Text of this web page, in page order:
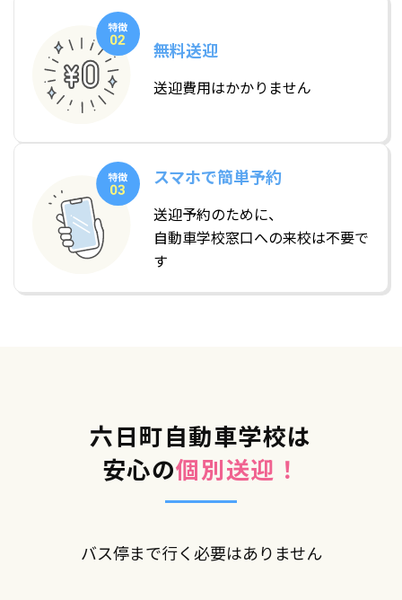
無料送迎
送迎費用はかかりません
スマホで簡単予約
送迎予約のために、
自動車学校窓口への来校は不要で
す
六日町自動車学校は
安心の個別送迎！
バス停まで行く必要はありません